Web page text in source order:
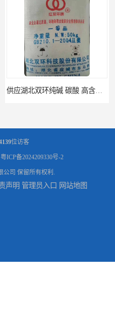
位访客
粤ICP备2024209330号-2
公司 保留所有权利.
声明 管理员入口 网站地图